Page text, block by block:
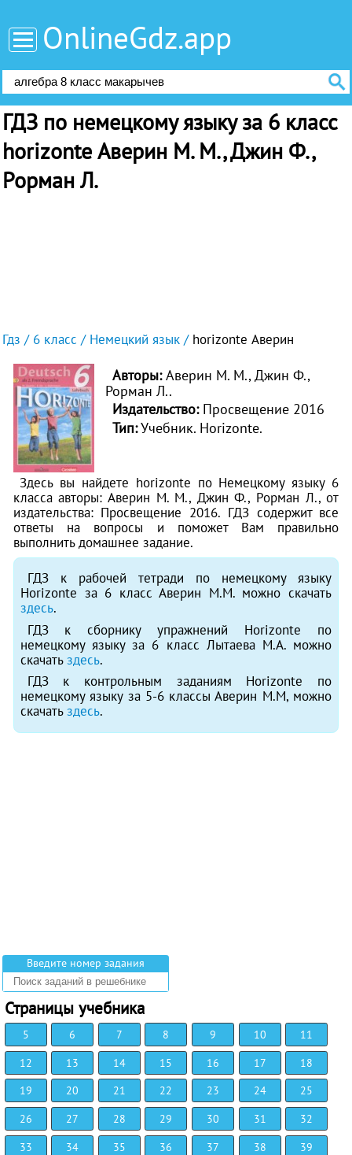
OnlineGdz.app
ГДЗ по немецкому языку за 6 класс
horizonte Аверин М. М., Джин Ф.,
Рорман Л.
Гдз 6 класс Немецкий язык horizonte Аверин
Авторы:Аверин М. М., Джин Ф.,
Рорман Л..
Издательство: Просвещение 2016
Тип:Учебник. Horizonte.
Здесь вы найдете horizonte по Немецкому языку 6
класса авторы: Аверин М. М., Джин Ф., Рорман Л., от
издательства: Просвещение 2016. ГДЗ содержит все
ответы на вопросы и поможет Вам правильно
выполнить домашнее задание.
ГДЗ к рабочей тетради по немецкому языку
Horizonte за 6 класс Аверин М.М. можно скачать
здесь.
ГДЗ к сборнику упражнений Horizonte по
немецкому языку за 6 класс Лытаева М.А. можно
скачатьздесь.
ГДЗ к контрольным заданиям Horizonte по
немецкому языку за 5-6 классы Аверин М.М, можно
скачатьздесь.
Введите номер задания
Страницы учебника
5 6 7 8 9 10
11
12
13 14 15 16 17
18
19
20 21 22 23 24
25
26
27 28 29 30 31
32
33
34 35 36 37 38
39